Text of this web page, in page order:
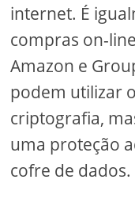
internet. É
compras on-
Amazon e
podem utilizar
criptografia,
uma proteção
cofre de dados.